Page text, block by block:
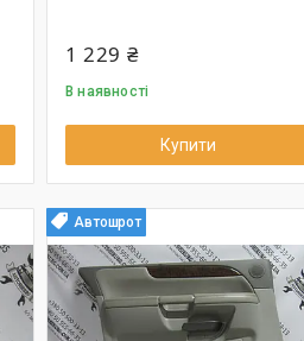
1 229 ₴
В наявності
Купити
Автошрот